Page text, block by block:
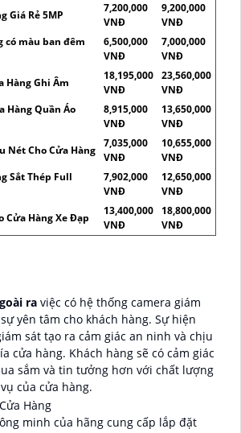
Giá Rẻ 5MP
7,200,000
VNĐ
9,200,000
VNĐ
có màu ban đêm
6,500,000
VNĐ
7,000,000
VNĐ
Hàng Ghi Âm
18,195,000
VNĐ
23,560,000
VNĐ
Hàng Quần Áo
8,915,000
VNĐ
13,650,000
VNĐ
Nét Cho Cửa Hàng
7,035,000
VNĐ
10,655,000
VNĐ
Sắt Thép Full
7,902,000
VNĐ
12,650,000
VNĐ
Cửa Hàng Xe Đạp
13,400,000
VNĐ
18,800,000
VNĐ
ra việc có hệ thống camera giám
yên tâm cho khách hàng. Sự hiện
sát tạo ra cảm giác an ninh và chịu
cửa hàng. Khách hàng sẽ có cảm giác
sắm và tin tưởng hơn với chất lượng
của cửa hàng.
minh của hãng cung cấp lắp đặt